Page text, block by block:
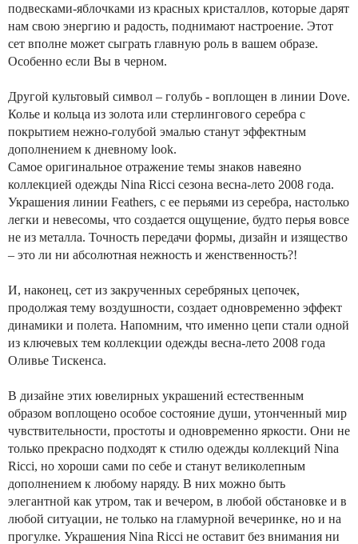
подвесками-яблочками из красных кристаллов, которые дарят
нам свою энергию и радость, поднимают настроение. Этот
сет вполне может сыграть главную роль в вашем образе.
Особенно если Вы в черном.
Другой культовый символ – голубь - воплощен в линии Dove.
Колье и кольца из золота или стерлингового серебра с
покрытием нежно-голубой эмалью станут эффектным
дополнением к дневному look.
Самое оригинальное отражение темы знаков навеяно
коллекцией одежды Nina Ricci сезона весна-лето 2008 года.
Украшения линии Feathers, с ее перьями из серебра, настолько
легки и невесомы, что создается ощущение, будто перья вовсе
не из металла. Точность передачи формы, дизайн и изящество
– это ли ни абсолютная нежность и женственность?!
И, наконец, сет из закрученных серебряных цепочек,
продолжая тему воздушности, создает одновременно эффект
динамики и полета. Напомним, что именно цепи стали одной
из ключевых тем коллекции одежды весна-лето 2008 года
Оливье Тискенса.
В дизайне этих ювелирных украшений естественным
образом воплощено особое состояние души, утонченный мир
чувствительности, простоты и одновременно яркости. Они не
только прекрасно подходят к стилю одежды коллекций Nina
Ricci, но хороши сами по себе и станут великолепным
дополнением к любому наряду. В них можно быть
элегантной как утром, так и вечером, в любой обстановке и в
любой ситуации, не только на гламурной вечеринке, но и на
прогулке. Украшения Nina Ricci не оставит без внимания ни